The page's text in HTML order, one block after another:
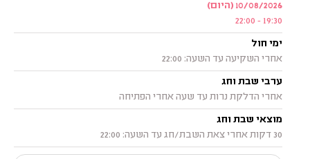
10/08/2026 (היום)
19:30 - 22:00
ימי חול
אחרי השקיעה עד השעה: 22:00
ערבי שבת וחג
אחרי הדלקת נרות עד שעה אחרי הפתיחה
מוצאי שבת וחג
30 דקות אחרי צאת השבת/חג עד השעה: 22:00